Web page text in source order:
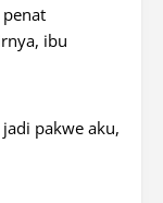
ibu
pakwe aku,